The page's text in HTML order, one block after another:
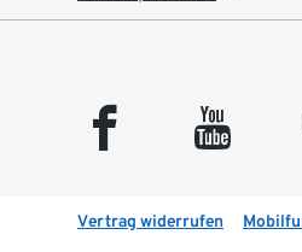
facebook youtube
Vertrag widerrufen